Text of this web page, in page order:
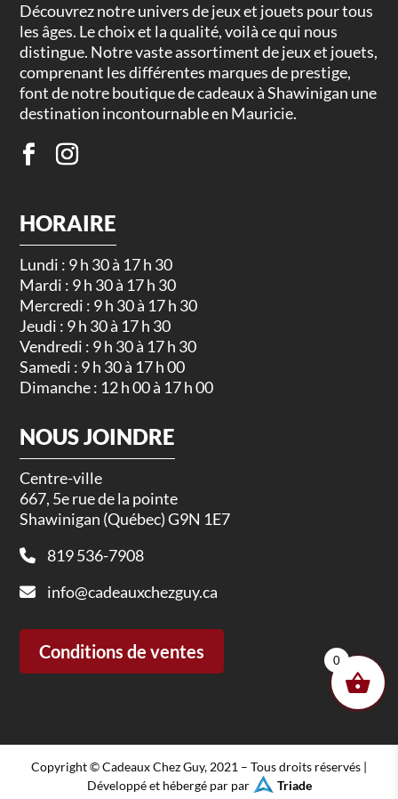
Découvrez notre univers de jeux et jouets pour tous
les âges. Le choix et la qualité, voilà ce qui nous
distingue. Notre vaste assortiment de jeux et jouets,
comprenant les différentes marques de prestige,
font de notre boutique de cadeaux à Shawinigan une
destination incontournable en Mauricie.
HORAIRE
Lundi : 9 h 30 à 17 h 30
Mardi : 9 h 30 à 17 h 30
Mercredi : 9 h 30 à 17 h 30
Jeudi : 9 h 30 à 17 h 30
Vendredi : 9 h 30 à 17 h 30
Samedi : 9 h 30 à 17 h 00
Dimanche : 12 h 00 à 17 h 00
NOUS JOINDRE
Centre-ville
667, 5e rue de la pointe
Shawinigan (Québec) G9N 1E7
819 536-7908
info@cadeauxchezguy.ca
Conditions de ventes
Copyright © Cadeaux Chez Guy, 2021 – Tous droits réservés |
Développé et hébergé par par
Triade
0